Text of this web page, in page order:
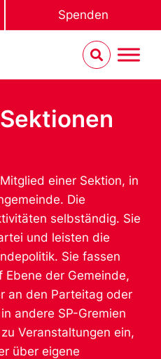
Spenden
einer Sektion, in
Die
selbständig. Sie
und leisten die
Sie fassen
Ebene der Gemeinde,
an den Parteitag oder
andere SP-Gremien
Veranstaltungen ein,
über eigene